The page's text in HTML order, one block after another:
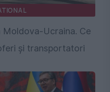
Ucraina. Ce
și transportatori